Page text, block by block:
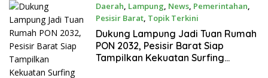
Daerah, Lampung, News, Pemerintahan,
Pesisir Barat, Topik Terkini
April 15, 2026
Dukung Lampung Jadi Tuan Rumah
PON 2032, Pesisir Barat Siap
Tampilkan Kekuatan Surfing